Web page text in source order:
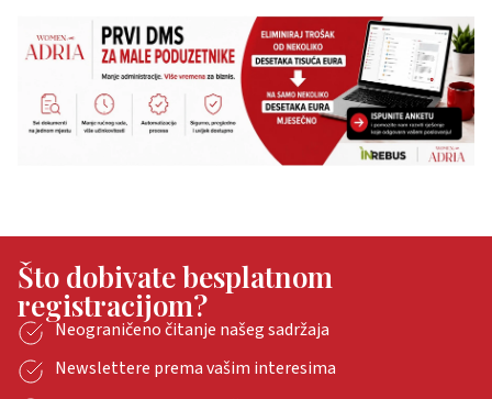
Što dobivate besplatnom
registracijom?
Neograničeno čitanje našeg sadržaja
Newslettere prema vašim interesima